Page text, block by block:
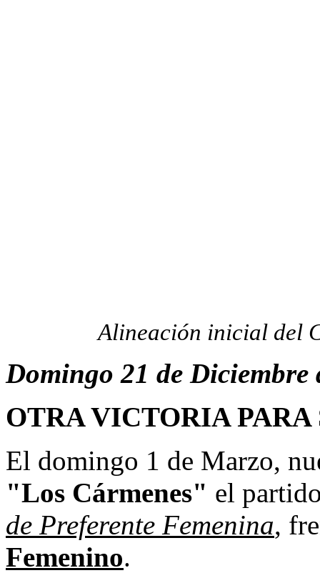
Alineación inicial del
Domingo 21 de Diciembre
OTRA VICTORIA PARA
El domingo 1 de Marzo,
"Los Cármenes" el
de Preferente Femenina,
Femenino.